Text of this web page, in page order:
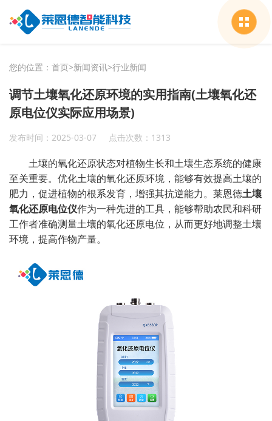
您的位置： 首页>新闻资讯>行业新闻
调节土壤氧化还原环境的实用指南(土壤氧化还
原电位仪实际应用场景)
发布时间：2025-03-07 点击次数：1313
土壤的氧化还原状态对植物生长和土壤生态系统的健康
至关重要。优化土壤的氧化还原环境，能够有效提高土壤的
肥力，促进植物的根系发育，增强其抗逆能力。莱恩德土壤
氧化还原电位仪作为一种先进的工具，能够帮助农民和科研
工作者准确测量土壤的氧化还原电位，从而更好地调整土壤
环境，提高作物产量。